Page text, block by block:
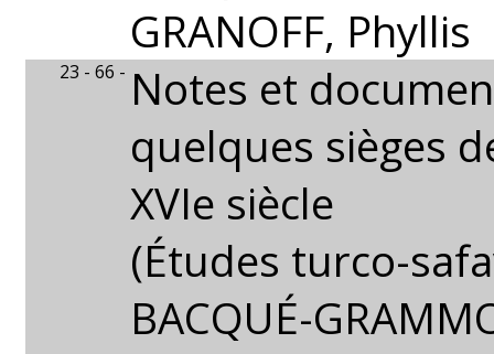
GRANOFF, Phyllis
23 - 66 - Notes et
quelques sièges
XVIe siècle
(Études turco-
BACQUÉ-